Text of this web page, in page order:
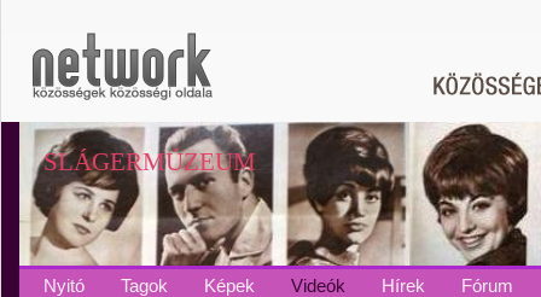
SLÁGERMÚZEUM
Nyitó Tagok Képek Videók Hírek Fórum